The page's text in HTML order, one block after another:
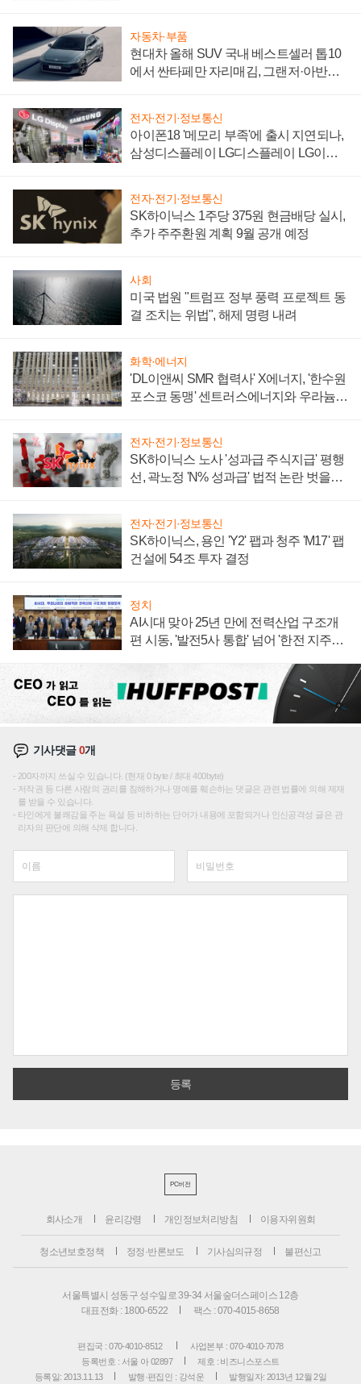
자동차·부품
현대차 올해 SUV 국내 베스트셀러 톱10
에서 싼타페만 자리매김, 그랜저·아반떼
전자·전기·정보통신
아이폰18 '메모리 부족'에 출시 지연되나,
삼성디스플레이 LG디스플레이 LG이노
전자·전기·정보통신
SK하이닉스 1주당 375원 현금배당 실시,
추가 주주환원 계획 9월 공개 예정
사회
미국 법원 "트럼프 정부 풍력 프로젝트 동
결 조치는 위법", 해제 명령 내려
화학·에너지
'DL이앤씨 SMR 협력사' X에너지, '한수원
포스코 동맹' 센트러스에너지와 우라늄
전자·전기·정보통신
SK하이닉스 노사 '성과급 주식지급' 평행
선, 곽노정 'N% 성과급' 법적 논란 벗을지
전자·전기·정보통신
SK하이닉스, 용인 'Y2' 팹과 청주 'M17' 팹
건설에 54조 투자 결정
정치
AI시대 맞아 25년 만에 전력산업 구조개
편 시동, '발전5사 통합' 넘어 '한전 지주사'
기사댓글0개
200자까지 쓰실 수 있습니다. (현재 0 byte / 최대 400byte)
저작권 등 다른 사람의 권리를 침해하거나 명예를 훼손하는 댓글은 관련 법률에 의해 제재
를 받을 수 있습니다.
타인에게 불쾌감을 주는 욕설 등 비하하는 단어가 내용에 포함되거나 인신공격성 글은 관
리자의 판단에 의해 삭제 합니다.
PC버전
회사소개 윤리강령 개인정보처리방침 이용자위원회
청소년보호정책 정정·반론보도 기사심의규정 불편신고
서울특별시 성동구 성수일로 39-34 서울숲더스페이스 12층
대표전화 : 1800-6522
팩스 : 070-4015-8658
편집국 : 070-4010-8512
사업본부 : 070-4010-7078
등록번호 : 서울 아 02897
제호 : 비즈니스포스트
등록일: 2013.11.13
발행·편집인 : 강석운 발행일자: 2013년 12월 2일